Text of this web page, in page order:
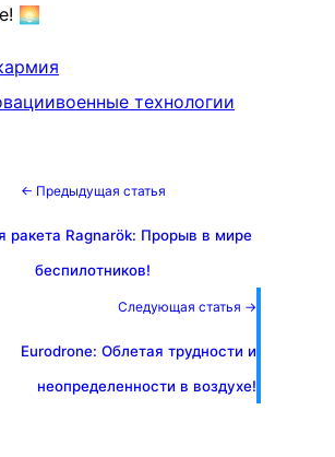
🌅
армия
военные технологии
← Предыдущая статья
ракета Ragnarök: Прорыв в мире
беспилотников!
Следующая статья →
Eurodrone: Облетая трудности и
неопределенности в воздухе!